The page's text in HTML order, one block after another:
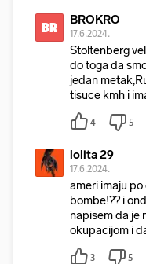
BR BROKRO
17.6.2024.
Stoltenberg
do toga da
jedan
tisuce kmh i
4 5
lolita 29
17.6.2024.
ameri imaju
bombe!?? i
napisem da je
okupacijom i
3 5